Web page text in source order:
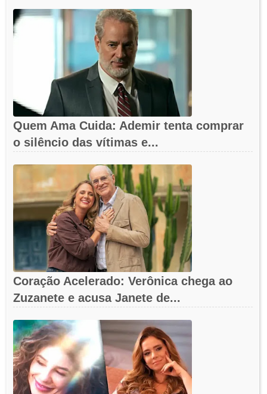
Quem Ama Cuida: Ademir tenta comprar
o silêncio das vítimas e...
Coração Acelerado: Verônica chega ao
Zuzanete e acusa Janete de...